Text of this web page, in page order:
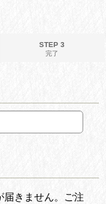
STEP 3
完了
届きません。ご注